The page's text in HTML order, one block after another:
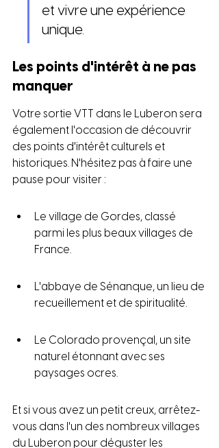
et vivre une expérience
unique.
Les points d'intérêt à ne pas
manquer
Votre sortie VTT dans le Luberon sera
également l'occasion de découvrir
des points d'intérêt culturels et
historiques. N'hésitez pas à faire une
pause pour visiter :
Le village de Gordes, classé
parmi les plus beaux villages de
France.
L'abbaye de Sénanque, un lieu de
recueillement et de spiritualité.
Le Colorado provençal, un site
naturel étonnant avec ses
paysages ocres.
Et si vous avez un petit creux, arrêtez-
vous dans l'un des nombreux villages
du Luberon pour déguster les